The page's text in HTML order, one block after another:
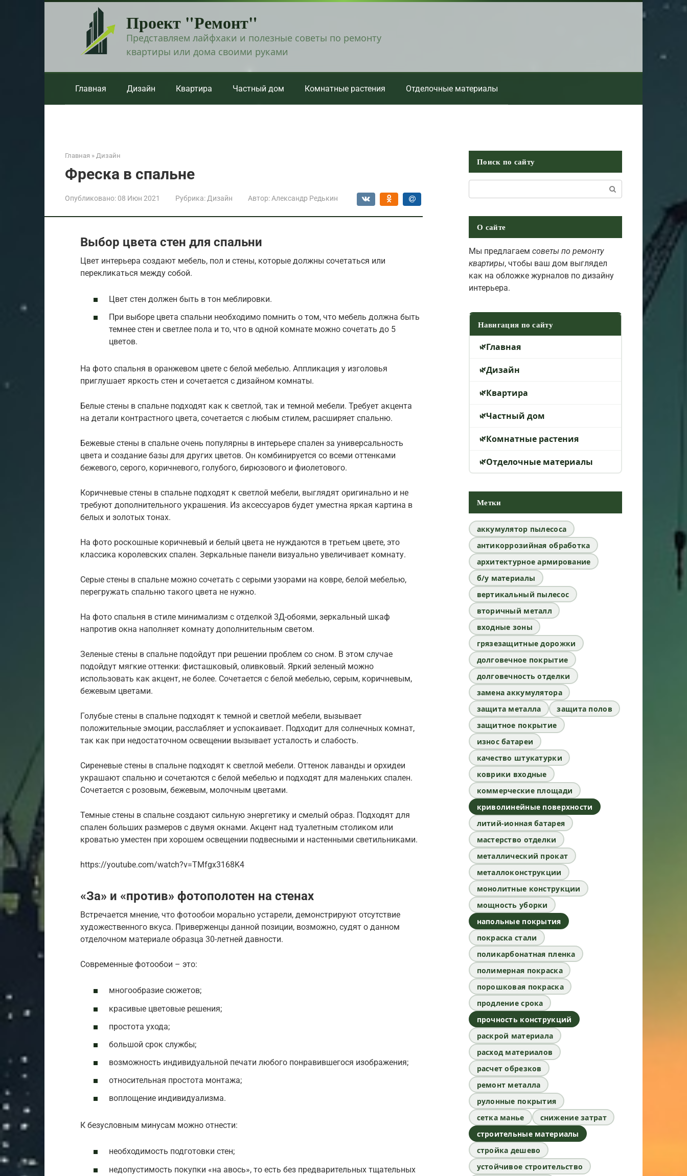
Проект "Ремонт"
Представляем лайфхаки и полезные советы по ремонту
квартиры или дома своими руками
Главная Дизайн Квартира Частный дом Комнатные растения Отделочные материалы
Главная » Дизайн
Фреска в спальне
Опубликовано: 08 Июн 2021 Рубрика: Дизайн Автор: Александр Редькин
Выбор цвета стен для спальни
Цвет интерьера создают мебель, пол и стены, которые должны сочетаться или
перекликаться между собой.
Цвет стен должен быть в тон меблировки.
При выборе цвета спальни необходимо помнить о том, что мебель должна быть
темнее стен и светлее пола и то, что в одной комнате можно сочетать до 5
цветов.
На фото спальня в оранжевом цвете с белой мебелью. Аппликация у изголовья
приглушает яркость стен и сочетается с дизайном комнаты.
Белые стены в спальне подходят как к светлой, так и темной мебели. Требует акцента
на детали контрастного цвета, сочетается с любым стилем, расширяет спальню.
Бежевые стены в спальне очень популярны в интерьере спален за универсальность
цвета и создание базы для других цветов. Он комбинируется со всеми оттенками
бежевого, серого, коричневого, голубого, бирюзового и фиолетового.
Коричневые стены в спальне подходят к светлой мебели, выглядят оригинально и не
требуют дополнительного украшения. Из аксессуаров будет уместна яркая картина в
белых и золотых тонах.
На фото роскошные коричневый и белый цвета не нуждаются в третьем цвете, это
классика королевских спален. Зеркальные панели визуально увеличивает комнату.
Серые стены в спальне можно сочетать с серыми узорами на ковре, белой мебелью,
перегружать спальню такого цвета не нужно.
На фото спальня в стиле минимализм с отделкой 3Д-обоями, зеркальный шкаф
напротив окна наполняет комнату дополнительным светом.
Зеленые стены в спальне подойдут при решении проблем со сном. В этом случае
подойдут мягкие оттенки: фисташковый, оливковый. Яркий зеленый можно
использовать как акцент, не более. Сочетается с белой мебелью, серым, коричневым,
бежевым цветами.
Голубые стены в спальне подходят к темной и светлой мебели, вызывает
положительные эмоции, расслабляет и успокаивает. Подходит для солнечных комнат,
так как при недостаточном освещении вызывает усталость и слабость.
Сиреневые стены в спальне подходят к светлой мебели. Оттенок лаванды и орхидеи
украшают спальню и сочетаются с белой мебелью и подходят для маленьких спален.
Сочетается с розовым, бежевым, молочным цветами.
Темные стены в спальне создают сильную энергетику и смелый образ. Подходят для
спален больших размеров с двумя окнами. Акцент над туалетным столиком или
кроватью уместен при хорошем освещении подвесными и настенными светильниками.
https://youtube.com/watch?v=TMfgx3168K4
«За» и «против» фотополотен на стенах
Встречается мнение, что фотообои морально устарели, демонстрируют отсутствие
художественного вкуса. Приверженцы данной позиции, возможно, судят о данном
отделочном материале образца 30-летней давности.
Современные фотообои – это:
многообразие сюжетов;
красивые цветовые решения;
простота ухода;
большой срок службы;
возможность индивидуальной печати любого понравившегося изображения;
относительная простота монтажа;
воплощение индивидуализма.
К безусловным минусам можно отнести:
необходимость подготовки стен;
недопустимость покупки «на авось», то есть без предварительных тщательных
Поиск по сайту
О сайте
Мы предлагаем советы по ремонту
квартиры, чтобы ваш дом выглядел
как на обложке журналов по дизайну
интерьера.
Навигация по сайту
Главная
Дизайн
Квартира
Частный дом
Комнатные растения
Отделочные материалы
Метки
аккумулятор пылесоса
антикоррозийная обработка
архитектурное армирование
б/у материалы
вертикальный пылесос
вторичный металл
входные зоны
грязезащитные дорожки
долговечное покрытие
долговечность отделки
замена аккумулятора
защита металла
защита полов
защитное покрытие
износ батареи
качество штукатурки
коврики входные
коммерческие площади
криволинейные поверхности
литий-ионная батарея
мастерство отделки
металлический прокат
металлоконструкции
монолитные конструкции
мощность уборки
напольные покрытия
покраска стали
поликарбонатная пленка
полимерная покраска
порошковая покраска
продление срока
прочность конструкций
раскрой материала
расход материалов
расчет обрезков
ремонт металла
рулонные покрытия
сетка манье
снижение затрат
строительные материалы
стройка дешево
устойчивое строительство